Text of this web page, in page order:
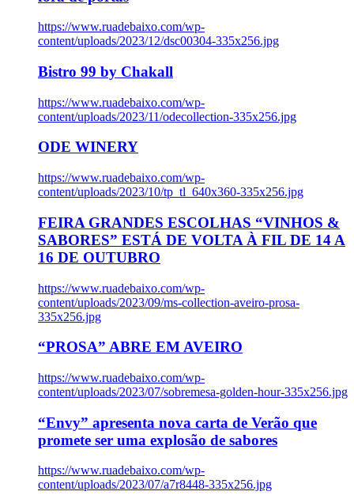
https://www.ruadebaixo.com/wp-
content/uploads/2023/12/dsc00304-335x256.jpg
Bistro 99 by Chakall
https://www.ruadebaixo.com/wp-
content/uploads/2023/11/odecollection-335x256.jpg
ODE WINERY
https://www.ruadebaixo.com/wp-
content/uploads/2023/10/tp_tl_640x360-335x256.jpg
FEIRA GRANDES ESCOLHAS “VINHOS &
SABORES” ESTÁ DE VOLTA À FIL DE 14 A
16 DE OUTUBRO
https://www.ruadebaixo.com/wp-
content/uploads/2023/09/ms-collection-aveiro-prosa-
335x256.jpg
“PROSA” ABRE EM AVEIRO
https://www.ruadebaixo.com/wp-
content/uploads/2023/07/sobremesa-golden-hour-335x256.jpg
“Envy” apresenta nova carta de Verão que
promete ser uma explosão de sabores
https://www.ruadebaixo.com/wp-
content/uploads/2023/07/a7r8448-335x256.jpg